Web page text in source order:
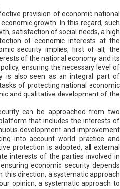
provision of economic national
growth. In this regard, such
satisfaction of social needs, a high
of economic interests at the
security implies, first of all, the
of the national economy and its
ensuring the necessary level of
is also seen as an integral part of
of protecting national economic
and qualitative development of the
can be approached from two
that includes the interests of
development and improvement
into account world practice and
protection is adopted, all external
interests of the parties involved in
economic security depends
direction, a systematic approach
opinion, a systematic approach to